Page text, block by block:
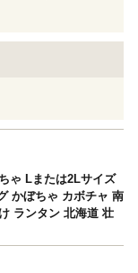
ゃ Lまたは2Lサイズ
かぼちゃ カボチャ 南
ランタン 北海道 壮